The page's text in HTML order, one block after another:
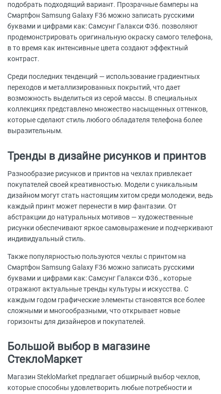
подобрать подходящий вариант. Прозрачные бамперы на
Смартфон Samsung Galaxy F36 можно записать русскими
буквами и цифрами как: Самсунг Галакси Ф36. позволяют
продемонстрировать оригинальную окраску самого телефона,
в то время как интенсивные цвета создают эффектный
контраст.
Среди последних тенденций — использование градиентных
переходов и металлизированных покрытий, что дает
возможность выделиться из серой массы. В специальных
коллекциях представлено множество насыщенных оттенков,
которые сделают стиль любого обладателя телефона более
выразительным.
Тренды в дизайне рисунков и принтов
Разнообразие рисунков и принтов на чехлах привлекает
покупателей своей креативностью. Модели с уникальным
дизайном могут стать настоящим хитом среди молодежи, ведь
каждый принт может перенести в мир фантазии. От
абстракции до натуральных мотивов — художественные
рисунки обеспечивают яркое самовыражение и подчеркивают
индивидуальный стиль.
Также популярностью пользуются чехлы с принтом на
Смартфон Samsung Galaxy F36 можно записать русскими
буквами и цифрами как: Самсунг Галакси Ф36., которые
отражают актуальные тренды культуры и искусства. С
каждым годом графические элементы становятся все более
сложными и многообразными, что открывает новые
горизонты для дизайнеров и покупателей.
Большой выбор в магазине
СтеклоМаркет
Магазин StekloMarket предлагает обширный выбор чехлов,
которые способны удовлетворить любые потребности и